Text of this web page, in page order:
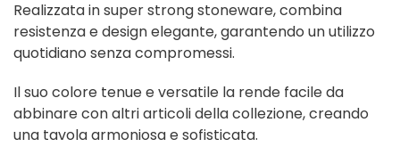
Realizzata in super strong stoneware, combina
resistenza e design elegante, garantendo un utilizzo
quotidiano senza compromessi.
Il suo colore tenue e versatile la rende facile da
abbinare con altri articoli della collezione, creando
una tavola armoniosa e sofisticata.